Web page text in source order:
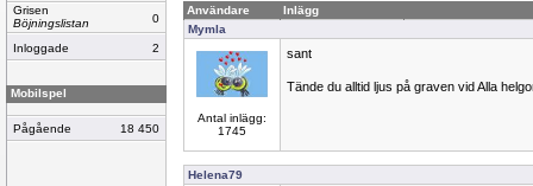
Grisen
Böjningslistan
0
Inloggade 2
Mobilspel
Pågående 18 450
Användare
Inlägg
Mymla
Antal inlägg:
1745
sant
Tände du alltid ljus på graven vid Alla
Helena79